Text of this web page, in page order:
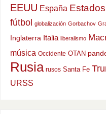
EEUU España
fútbol globalización Gorbachov
Inglaterra Italia liberalismo
música Occidente OTAN
Rusia rusos Santa Fe
URSS